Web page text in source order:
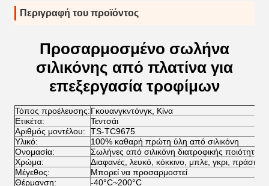
Περιγραφή του προϊόντος
Προσαρμοσμένο σωλήνα
σιλικόνης από πλατίνα για
επεξεργασία τροφίμων
Τόπος προέλευσης:Γκουανγκντόνγκ, Κίνα
Ετικέτα:
Τεντσάι
Αριθμός μοντέλου:
TS-TC9675
Υλικό:
100% καθαρή πρώτη ύλη από σιλικόνη
Ονομασία:
Σωλήνες από σιλικόνη διατροφικής ποιότητας
Χρώμα:
Διαφανές, λευκό, κόκκινο, μπλε, γκρι,
Μέγεθος:
Μπορεί να προσαρμοστεί
Θέρμανση:
-40°C~200°C